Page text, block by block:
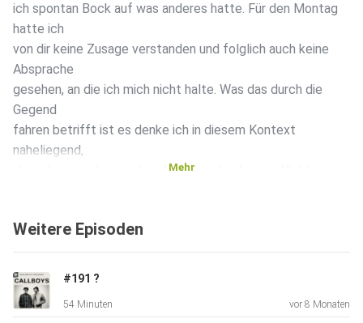
ich spontan Bock auf was anderes hatte. Für den Montag
hatte ich
von dir keine Zusage verstanden und folglich auch keine
Absprache
gesehen, an die ich mich nicht halte. Was das durch die
Gegend
fahren betrifft ist es denke ich in diesem Kontext
naheliegend,
dass du zu mir kommst und nicht andersherum. Nicht
als
gucken, was
wir dann machen können. Ich sage aber gleich nochmal,
dass ich
Mehr
Weitere Episoden
#191 ?
54 Minuten vor 8 Monaten